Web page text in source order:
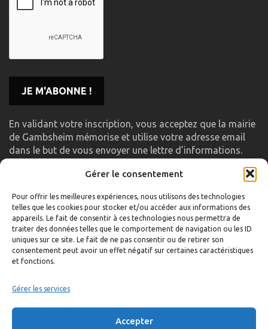
Gérer le consentement
Pour offrir les meilleures expériences, nous utilisons des technologies
telles que les cookies pour stocker et/ou accéder aux informations des
appareils. Le fait de consentir à ces technologies nous permettra de
traiter des données telles que le comportement de navigation ou les ID
uniques sur ce site. Le fait de ne pas consentir ou de retirer son
consentement peut avoir un effet négatif sur certaines caractéristiques
et fonctions.
Gérer les services
Accepter
En validant votre inscription, vous acceptez que la mairie
de Gambsheim mémorise et utilise votre adresse email
dans le but de vous envoyer une lettre d’informations.
LIENS UTILES
Accueil
Formulaire de contact
Gambs TV
Mentions légales
Politique de confidentialité